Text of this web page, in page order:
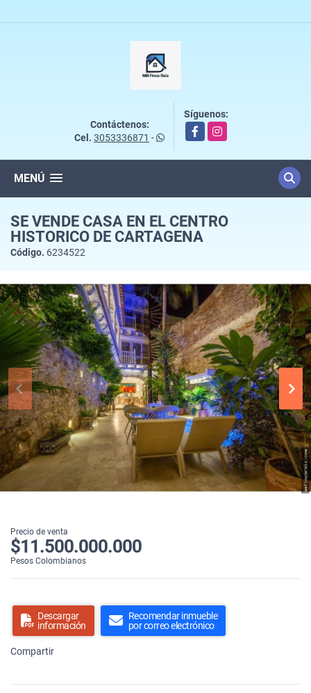
Contáctenos:
Cel. 3053336871 -
Síguenos:
FacebookInstagram
MENÚ
SE VENDE CASA EN EL CENTRO
HISTORICO DE CARTAGENA
Código. 6234522
Precio de venta
$11.500.000.000
Pesos Colombianos
Descargar
información
Recomendar inmueble
por correo electrónico
Compartir